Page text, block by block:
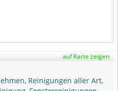
auf Karte zeigen
Reinigungen aller Art,